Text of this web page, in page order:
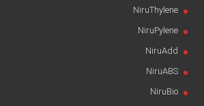
NiruThylene
NiruPylene
NiruAdd
NiruABS
NiruBio